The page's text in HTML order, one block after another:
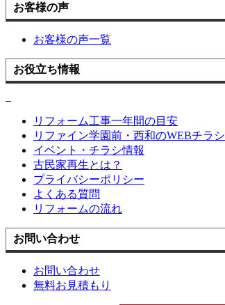
お客様の声
お客様の声一覧
お役立ち情報
リフォーム工事一年間の目安
リファイン学園前・西和のWEBチラシ
イベント・チラシ情報
古民家再生とは？
プライバシーポリシー
よくある質問
リフォームの流れ
お問い合わせ
お問い合わせ
無料お見積もり